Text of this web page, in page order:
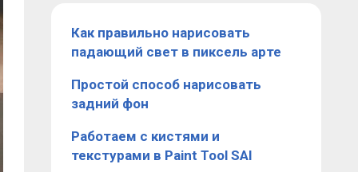
Как правильно нарисовать
падающий свет в пиксель арте
Простой способ нарисовать
задний фон
Работаем с кистями и
текстурами в Paint Tool SAI